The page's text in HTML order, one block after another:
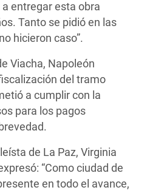
entregar esta obra
Tanto se pidió en las
hicieron caso”.
Viacha, Napoleón
del tramo
a cumplir con la
para los pagos
de La Paz, Virginia
“Como ciudad de
en todo el avance,